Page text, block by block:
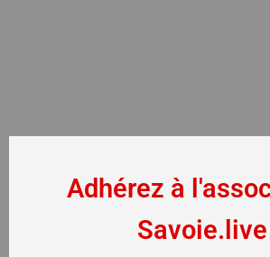
Adhérez à
Savoie.live